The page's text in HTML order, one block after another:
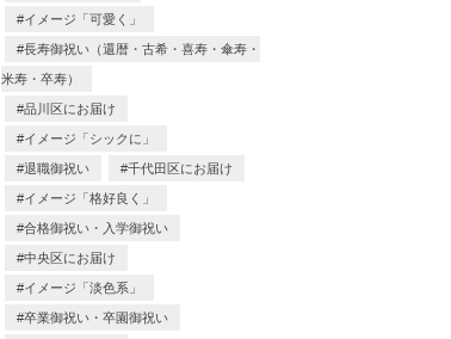
イメージ「可愛く」
長寿御祝い（還暦・古希・喜寿・傘寿・
米寿・卒寿）
品川区にお届け
イメージ「シックに」
退職御祝い 千代田区にお届け
イメージ「格好良く」
合格御祝い・入学御祝い
中央区にお届け
イメージ「淡色系」
卒業御祝い・卒園御祝い